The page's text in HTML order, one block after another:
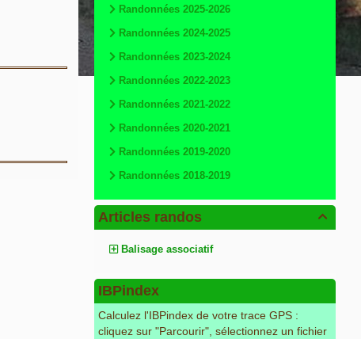
Randonnées 2025-2026
Randonnées 2024-2025
Randonnées 2023-2024
Randonnées 2022-2023
Randonnées 2021-2022
Randonnées 2020-2021
Randonnées 2019-2020
Randonnées 2018-2019

Articles randos
Balisage associatif
IBPindex
Calculez l'IBPindex de votre trace GPS :
cliquez sur "Parcourir", sélectionnez un fichier